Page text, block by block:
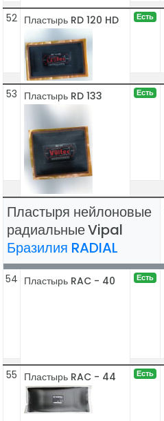
52 Пластырь RD 120 HD Есть
53 Пластырь RD 133 Есть
Пластыря нейлоновые
радиальныеVipal
Бразилия RADIAL
54 Пластырь RAC - 40 Есть
55 Пластырь RAC - 44 Есть